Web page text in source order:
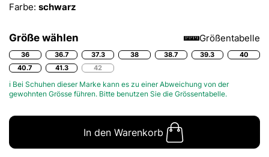
Farbe: schwarz
Größe wählen Größentabelle
36 36.7 37.3 38 38.7 39.3
40
40.7
41.3 42
ℹ Bei Schuhen dieser Marke kann es zu einer Abweichung von der
gewohnten Grösse führen. Bitte benutzen Sie die Grössentabelle.
In den Warenkorb